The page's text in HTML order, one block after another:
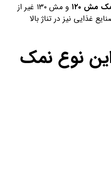
مش ۱۲۰
و مش ۱۳۰ غیر از
غذایی نیز در تناژ بالا
نوع نمک